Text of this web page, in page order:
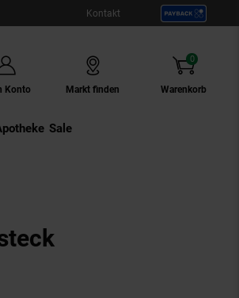
Kontakt
Konto Markt finden Warenkorb
0
Artikel
Link:
Sale